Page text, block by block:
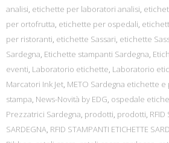
analisi, etichette per laboratori analisi,
per ortofrutta, etichette per ospedali,
per ristoranti, etichette Sassari, etichette
Sardegna, Etichette stampanti Sardegna,
eventi, Laboratorio etichette, Laboratorio
Marcatori Ink Jet, METO Sardegna etichette
stampa, News-Novità by EDG, ospedale
Prezzatrici Sardegna, prodotti, prodotti, RFID
SARDEGNA, RFID STAMPANTI ETICHETTE